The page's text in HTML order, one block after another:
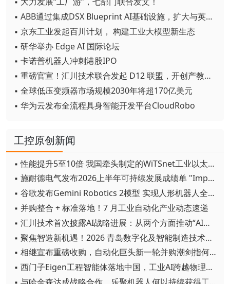
▪ ABB通过集成DSX Blueprint AI基础设施，扩大与英伟达的合作
▪ 京东工业发起百川计划， 构建工业大模型新生态
▪ 研华举办 Edge AI 国际论坛
▪ 卡诺普机器人冲刺港股IPO
▪ 重磅官宣！汇川技术联合发起 D12 联盟，开创产教融合新范式
▪ 全球低压变频器市场规模2030年将超170亿美元
▪ 华为云发布全流程具身智能开发平台CloudRobo
工控原创新闻
▪ 性能提升5至10倍 我国牵头制定的WiTSnet工业以太网国际标准正式发布
▪ 施耐德电气发布2026上半年可持续发展成绩单 "Impact 2030"路线图开局稳健
▪ 谷歌发布Gemini Robotics 2模型 实现人形机器人全身智能控制突破
▪ 并购整合 + 标准落地！7 月工业自动化产业动态速递
▪ 汇川技术首次披露AI战略进展：从两个方面推动“AI业务化”落地
▪ 聚焦智造新机遇！2026 青岛数字化及智能制造技术论坛圆满落幕
▪ 相继宣布重磅收购，自动化巨头新一轮并购潮剑指何方？
▪ 西门子Eigen工程智能体落地中国，工业AI跨越物理世界“确定性”拐点